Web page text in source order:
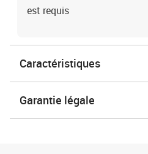
est requis
Caractéristiques
Garantie légale